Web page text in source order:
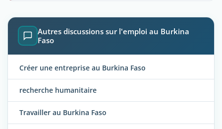
Autres discussions sur l'emploi au Burkina
Faso
Créer une entreprise au Burkina Faso
recherche humanitaire
Travailler au Burkina Faso